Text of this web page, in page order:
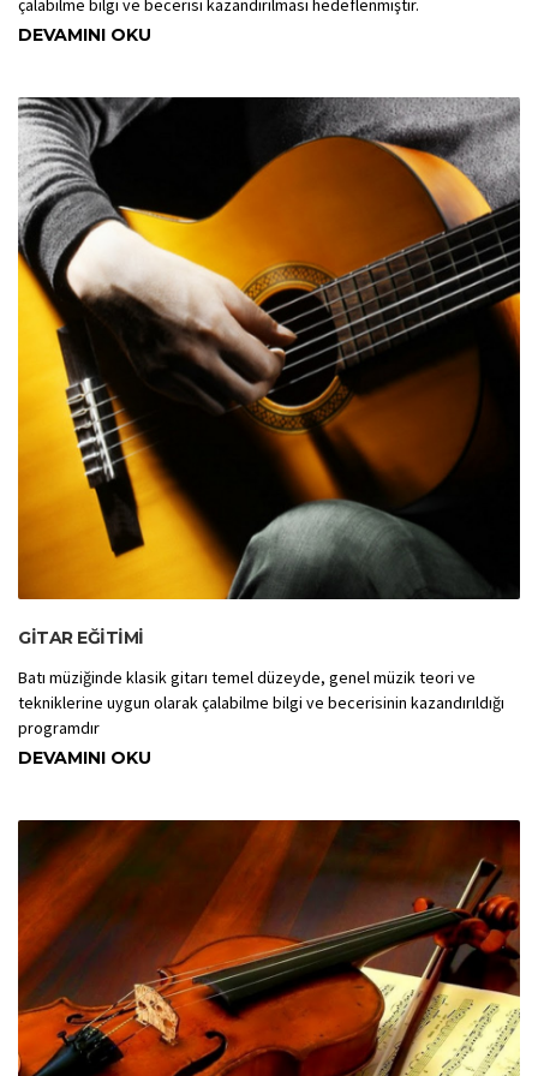
çalabilme bilgi ve becerisi kazandırılması hedeflenmiştir.
DEVAMINI OKU
GITAR EĞITIMI
Batı müziğinde klasik gitarı temel düzeyde, genel müzik teori ve
tekniklerine uygun olarak çalabilme bilgi ve becerisinin kazandırıldığı
programdır
DEVAMINI OKU